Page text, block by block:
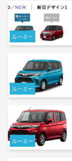
ルーミー
ルーミー
ルーミー